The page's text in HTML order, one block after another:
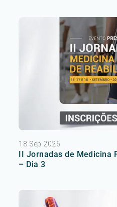
18 Sep 2026
II Jornadas de Medicina
– Dia 3